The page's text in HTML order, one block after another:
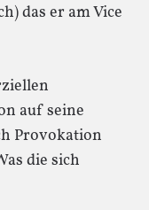
das er am Vice
auf seine
Provokation
die sich